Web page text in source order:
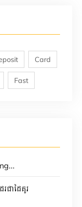
Card
Fast
ជាដៃគូរ